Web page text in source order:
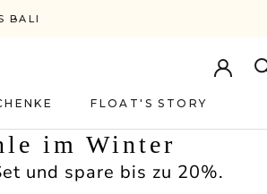
BALI
FLOAT'S STORY
im Winter
und spare bis zu 20%.